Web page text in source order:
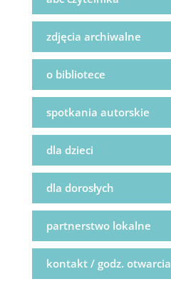
zdjęcia archiwalne
o bibliotece
spotkania autorskie
dla dzieci
dla dorosłych
partnerstwo lokalne
kontakt / godz. otwarcia